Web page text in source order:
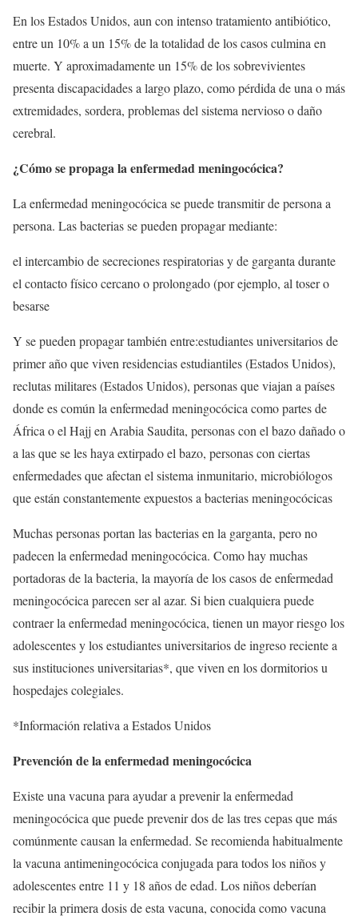
En los Estados Unidos, aun con intenso tratamiento antibiótico,
entre un 10% a un 15% de la totalidad de los casos culmina en
muerte. Y aproximadamente un 15% de los sobrevivientes
presenta discapacidades a largo plazo, como pérdida de una o más
extremidades, sordera, problemas del sistema nervioso o daño
cerebral.
¿Cómo se propaga la enfermedad meningocócica?
La enfermedad meningocócica se puede transmitir de persona a
persona. Las bacterias se pueden propagar mediante:
el intercambio de secreciones respiratorias y de garganta durante
el contacto físico cercano o prolongado (por ejemplo, al toser o
besarse
Y se pueden propagar también entre:estudiantes universitarios de
primer año que viven residencias estudiantiles (Estados Unidos),
reclutas militares (Estados Unidos), personas que viajan a países
donde es común la enfermedad meningocócica como partes de
África o el Hajj en Arabia Saudita, personas con el bazo dañado o
a las que se les haya extirpado el bazo, personas con ciertas
enfermedades que afectan el sistema inmunitario, microbiólogos
que están constantemente expuestos a bacterias meningocócicas
Muchas personas portan las bacterias en la garganta, pero no
padecen la enfermedad meningocócica. Como hay muchas
portadoras de la bacteria, la mayoría de los casos de enfermedad
meningocócica parecen ser al azar. Si bien cualquiera puede
contraer la enfermedad meningocócica, tienen un mayor riesgo los
adolescentes y los estudiantes universitarios de ingreso reciente a
sus instituciones universitarias*, que viven en los dormitorios u
hospedajes colegiales.
*Información relativa a Estados Unidos
Prevención de la enfermedad meningocócica
Existe una vacuna para ayudar a prevenir la enfermedad
meningocócica que puede prevenir dos de las tres cepas que más
comúnmente causan la enfermedad. Se recomienda habitualmente
la vacuna antimeningocócica conjugada para todos los niños y
adolescentes entre 11 y 18 años de edad. Los niños deberían
recibir la primera dosis de esta vacuna, conocida como vacuna